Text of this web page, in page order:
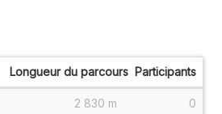
Longueur du parcours Participants
2 830 m 0